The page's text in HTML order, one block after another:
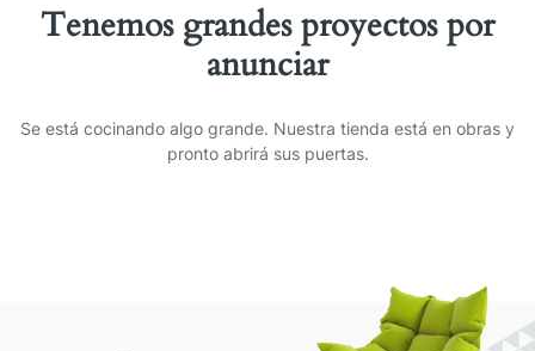
Tenemos grandes proyectos por
anunciar
Se está cocinando algo grande. Nuestra tienda está en obras y
pronto abrirá sus puertas.